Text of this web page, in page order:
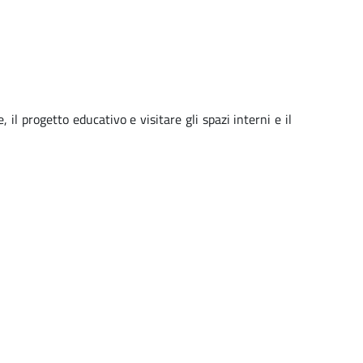
il progetto educativo e visitare gli spazi interni e il